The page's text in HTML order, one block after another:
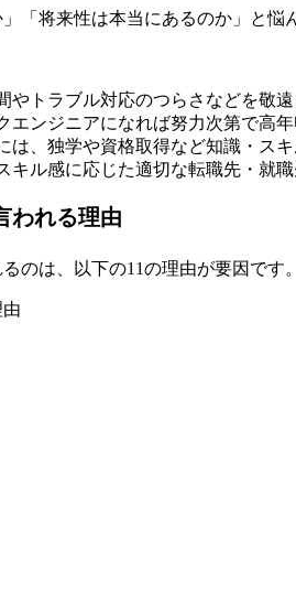
「将来性は本当にあるのか」と悩
やトラブル対応のつらさなどを敬
エンジニアになれば努力次第で高
は、独学や資格取得など知識・ス
ル感に応じた適切な転職先・就
われる理由
のは、以下の11の理由が要因です。